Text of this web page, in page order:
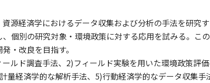
源経済学におけるデータ収集および分析の手法を研究
個別の研究対象・環境政策に対する応用を試みる。こ
・改良を目指す。
ルド調査手法、2)フィールド実験を用いた環境政策評
量経済学的な解析手法、5)行動経済学的なデータ収集